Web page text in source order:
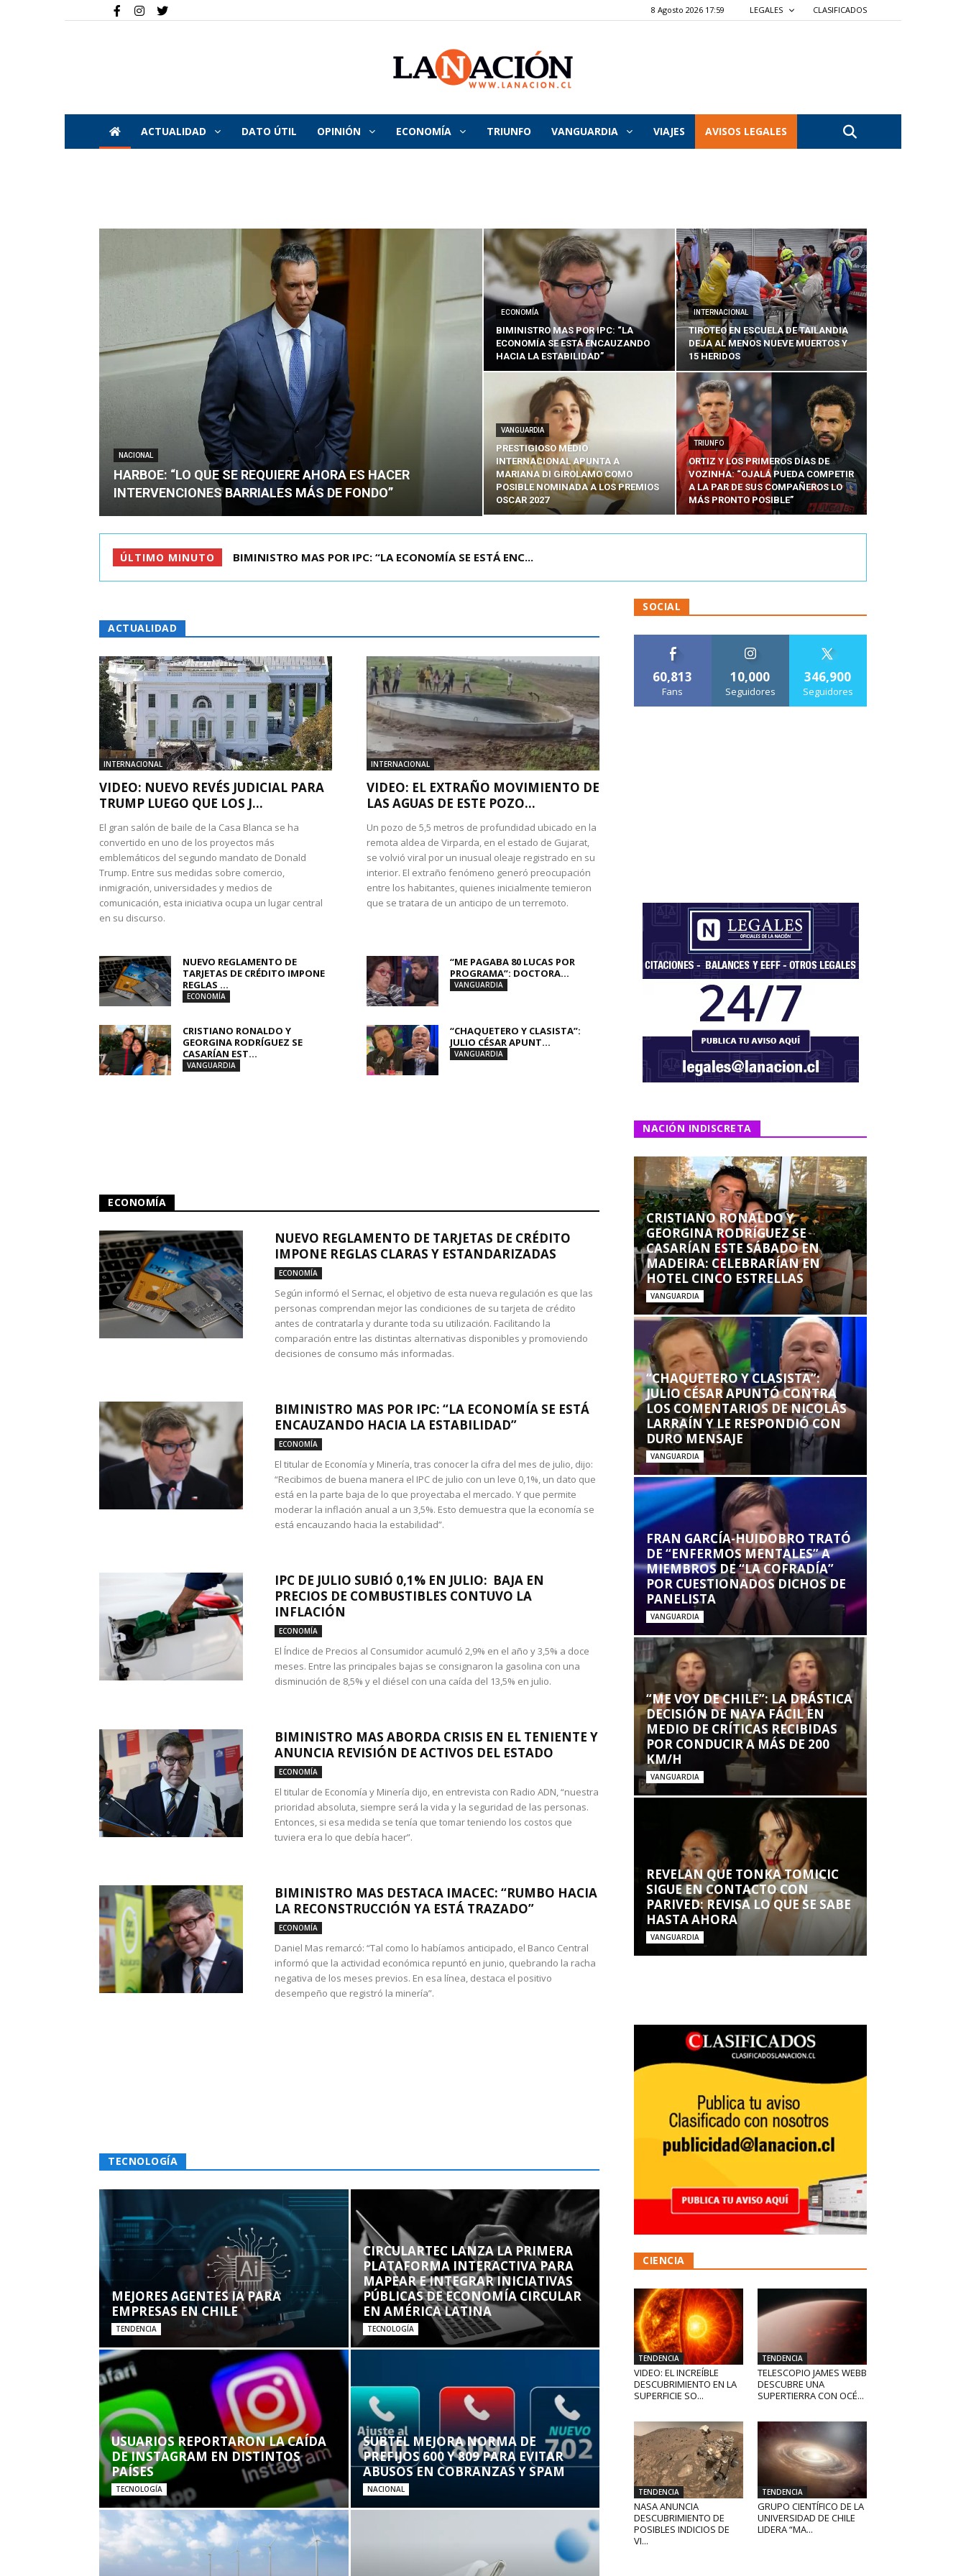
8 Agosto 2026 17:59 LEGALES CLASIFICADOS
La
Nación
ACTUALIDAD DATO ÚTIL OPINIÓN ECONOMÍA TRIUNFO VANGUARDIA VIAJES AVISOS LEGALES
NACIONAL
HARBOE: “LO QUE SE REQUIERE AHORA ES HACER
INTERVENCIONES BARRIALES MÁS DE FONDO”
ECONOMÍA
BIMINISTRO MAS POR IPC: “LA
ECONOMÍA SE ESTÁ ENCAUZANDO
HACIA LA ESTABILIDAD”
INTERNACIONAL
TIROTEO EN ESCUELA DE TAILANDIA
DEJA AL MENOS NUEVE MUERTOS Y
15 HERIDOS
VANGUARDIA
PRESTIGIOSO MEDIO
INTERNACIONAL APUNTA A
MARIANA DI GIROLAMO COMO
POSIBLE NOMINADA A LOS PREMIOS
OSCAR 2027
TRIUNFO
ORTIZ Y LOS PRIMEROS DÍAS DE
VOZINHA: “OJALÁ PUEDA COMPETIR
A LA PAR DE SUS COMPAÑEROS LO
MÁS PRONTO POSIBLE”
ÚLTIMO MINUTO TIROTEO EN ESCUELA DE TAILANDIA DEJA AL MENOS NUEVE MU...
ACTUALIDAD
INTERNACIONAL
VIDEO: NUEVO REVÉS JUDICIAL PARA
TRUMP LUEGO QUE LOS J...
El gran salón de baile de la Casa Blanca se ha
convertido en uno de los proyectos más
emblemáticos del segundo mandato de Donald
Trump. Entre sus medidas sobre comercio,
inmigración, universidades y medios de
comunicación, esta iniciativa ocupa un lugar central
en su discurso.
INTERNACIONAL
VIDEO: EL EXTRAÑO MOVIMIENTO DE
LAS AGUAS DE ESTE POZO...
Un pozo de 5,5 metros de profundidad ubicado en la
remota aldea de Virparda, en el estado de Gujarat,
se volvió viral por un inusual oleaje registrado en su
interior. El extraño fenómeno generó preocupación
entre los habitantes, quienes inicialmente temieron
que se tratara de un anticipo de un terremoto.
NUEVO REGLAMENTO DE
TARJETAS DE CRÉDITO IMPONE
REGLAS ...
ECONOMÍA
“ME PAGABA 80 LUCAS POR
PROGRAMA”: DOCTORA...
VANGUARDIA
CRISTIANO RONALDO Y
GEORGINA RODRÍGUEZ SE
CASARÍAN EST...
VANGUARDIA
“CHAQUETERO Y CLASISTA”:
JULIO CÉSAR APUNT...
VANGUARDIA
ECONOMÍA
NUEVO REGLAMENTO DE TARJETAS DE CRÉDITO
IMPONE REGLAS CLARAS Y ESTANDARIZADAS
ECONOMÍA
Según informó el Sernac, el objetivo de esta nueva regulación es que las
personas comprendan mejor las condiciones de su tarjeta de crédito
antes de contratarla y durante toda su utilización. Facilitando la
comparación entre las distintas alternativas disponibles y promoviendo
decisiones de consumo más informadas.
BIMINISTRO MAS POR IPC: “LA ECONOMÍA SE ESTÁ
ENCAUZANDO HACIA LA ESTABILIDAD”
ECONOMÍA
El titular de Economía y Minería, tras conocer la cifra del mes de julio, dijo:
“Recibimos de buena manera el IPC de julio con un leve 0,1%, un dato que
está en la parte baja de lo que proyectaba el mercado. Y que permite
moderar la inflación anual a un 3,5%. Esto demuestra que la economía se
está encauzando hacia la estabilidad”.
IPC DE JULIO SUBIÓ 0,1% EN JULIO: BAJA EN
PRECIOS DE COMBUSTIBLES CONTUVO LA
INFLACIÓN
ECONOMÍA
El Índice de Precios al Consumidor acumuló 2,9% en el año y 3,5% a doce
meses. Entre las principales bajas se consignaron la gasolina con una
disminución de 8,5% y el diésel con una caída del 13,5% en julio.
BIMINISTRO MAS ABORDA CRISIS EN EL TENIENTE Y
ANUNCIA REVISIÓN DE ACTIVOS DEL ESTADO
ECONOMÍA
El titular de Economía y Minería dijo, en entrevista con Radio ADN, “nuestra
prioridad absoluta, siempre será la vida y la seguridad de las personas.
Entonces, si esa medida se tenía que tomar teniendo los costos que
tuviera era lo que debía hacer”.
BIMINISTRO MAS DESTACA IMACEC: “RUMBO HACIA
LA RECONSTRUCCIÓN YA ESTÁ TRAZADO”
ECONOMÍA
Daniel Mas remarcó: “Tal como lo habíamos anticipado, el Banco Central
informó que la actividad económica repuntó en junio, quebrando la racha
negativa de los meses previos. En esa línea, destaca el positivo
desempeño que registró la minería”.
TECNOLOGÍA
MEJORES AGENTES IA PARA
EMPRESAS EN CHILE
TENDENCIA
CIRCULARTEC LANZA LA PRIMERA
PLATAFORMA INTERACTIVA PARA
MAPEAR E INTEGRAR INICIATIVAS
PÚBLICAS DE ECONOMÍA CIRCULAR
EN AMÉRICA LATINA
TECNOLOGÍA
USUARIOS REPORTARON LA CAÍDA
DE INSTAGRAM EN DISTINTOS
PAÍSES
TECNOLOGÍA
SUBTEL MEJORA NORMA DE
PREFIJOS 600 Y 809 PARA EVITAR
ABUSOS EN COBRANZAS Y SPAM
NACIONAL
SOCIAL
60,813
Fans
10,000
Seguidores
346,900
Seguidores
NACIÓN INDISCRETA
CRISTIANO RONALDO Y
GEORGINA RODRÍGUEZ SE
CASARÍAN ESTE SÁBADO EN
MADEIRA: CELEBRARÍAN EN
HOTEL CINCO ESTRELLAS
VANGUARDIA
“CHAQUETERO Y CLASISTA”:
JULIO CÉSAR APUNTÓ CONTRA
LOS COMENTARIOS DE NICOLÁS
LARRAÍN Y LE RESPONDIÓ CON
DURO MENSAJE
VANGUARDIA
FRAN GARCÍA-HUIDOBRO TRATÓ
DE “ENFERMOS MENTALES” A
MIEMBROS DE “LA COFRADÍA”
POR CUESTIONADOS DICHOS DE
PANELISTA
VANGUARDIA
“ME VOY DE CHILE”: LA DRÁSTICA
DECISIÓN DE NAYA FÁCIL EN
MEDIO DE CRÍTICAS RECIBIDAS
POR CONDUCIR A MÁS DE 200
KM/H
VANGUARDIA
REVELAN QUE TONKA TOMICIC
SIGUE EN CONTACTO CON
PARIVED: REVISA LO QUE SE SABE
HASTA AHORA
VANGUARDIA
CIENCIA
TENDENCIA
VIDEO: EL INCREÍBLE
DESCUBRIMIENTO EN LA
SUPERFICIE SO...
TENDENCIA
TELESCOPIO JAMES WEBB
DESCUBRE UNA
SUPERTIERRA CON OCÉ...
TENDENCIA
NASA ANUNCIA
DESCUBRIMIENTO DE
POSIBLES INDICIOS DE
VI...
TENDENCIA
GRUPO CIENTÍFICO DE LA
UNIVERSIDAD DE CHILE
LIDERA “MA...